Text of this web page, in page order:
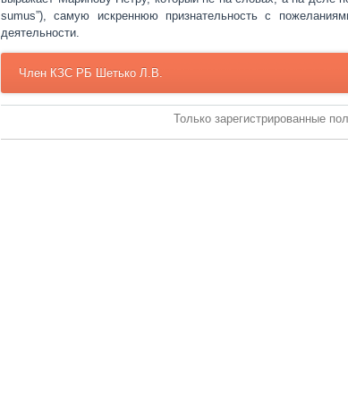
sumus”), самую искреннюю признательность с
деятельности.
Член КЗС РБ Шетько Л.В.
Только зарегистрированные